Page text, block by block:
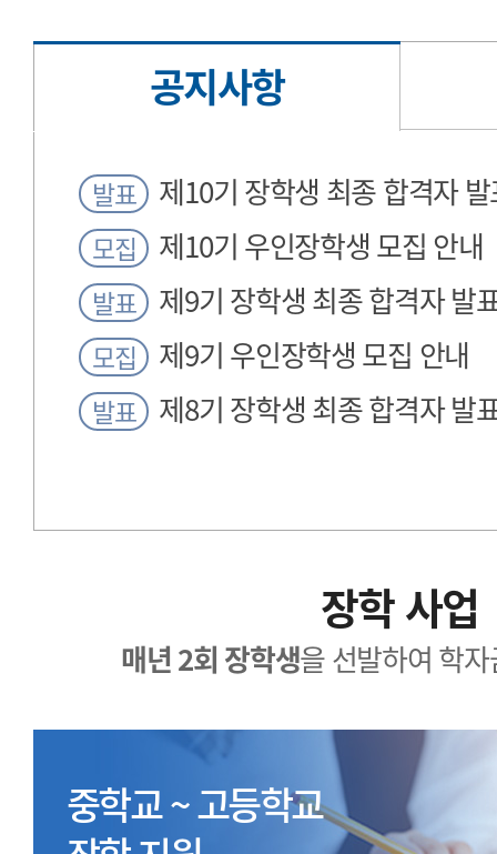
공지사항
공
지
사
항
발표 제10기 장학생 최종 합격자
모집 제10기 우인장학생 모집 안내
발표 제9기 장학생 최종 합격자 발
모집 제9기 우인장학생 모집 안내
발표 제8기 장학생 최종 합격자 발
장학 사업
매년 2회 장학생을 선발하여 학
중학교 ~ 고등학교